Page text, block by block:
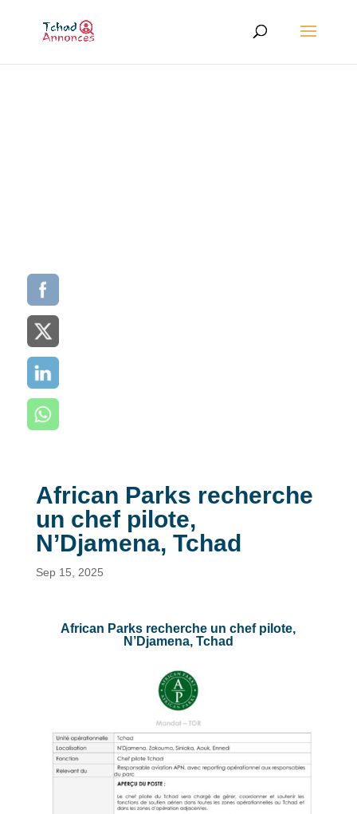
African Parks recherche
un chef pilote,
N’Djamena, Tchad
Sep 15, 2025
African Parks recherche un chef pilote,
N’Djamena, Tchad